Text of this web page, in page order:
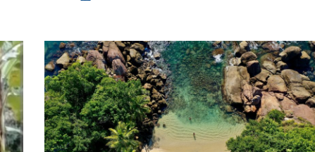
assume
investigação
do
caso
Berenice;
veja
o
que
se